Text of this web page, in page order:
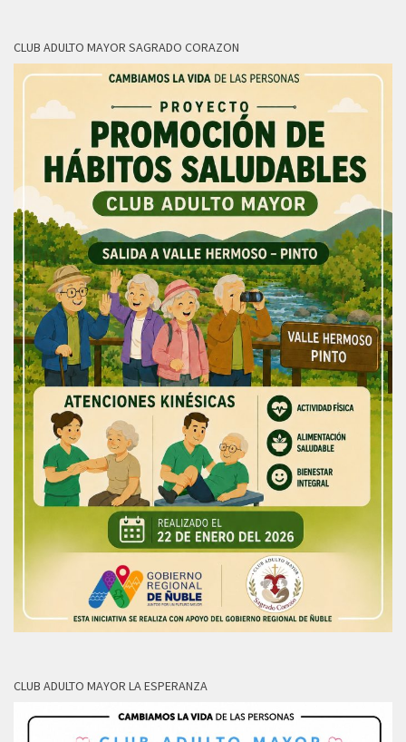
CLUB ADULTO MAYOR SAGRADO CORAZON
CLUB ADULTO MAYOR LA ESPERANZA